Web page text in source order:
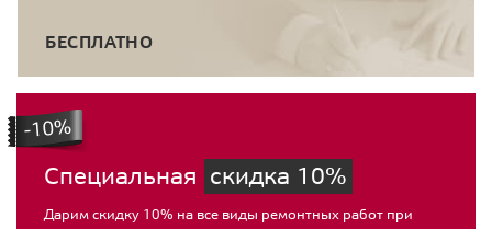
БЕСПЛАТНО
Специальная скидка 10%
Дарим скидку 10% на все виды ремонтных работ при